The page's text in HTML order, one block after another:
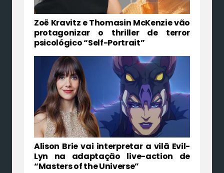
Zoë Kravitz e Thomasin McKenzie vão
protagonizar o thriller de terror
psicológico “Self-Portrait”
Alison Brie vai interpretar a vilã Evil-
Lyn na adaptação live-action de
“Masters of the Universe”